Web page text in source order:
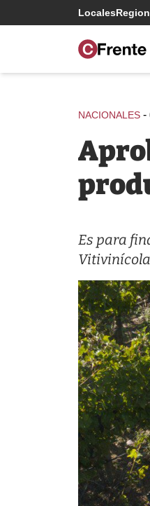
Locales
NACIONALES -
Es para